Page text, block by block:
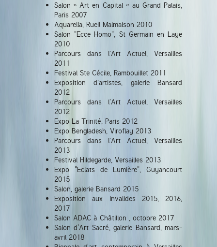
Salon « Art en Capital » au Grand Palais,
Paris 2007
Aquarella, Rueil Malmaison 2010
Salon "Ecce Homo", St Germain en Laye
2010
Parcours dans l’Art Actuel, Versailles
2011
Festival Ste Cécile, Rambouillet 2011
Exposition d’artistes, galerie Bansard
2012
Parcours dans l’Art Actuel, Versailles
2012
Expo La Trinité, Paris 2012
Expo Bengladesh, Viroflay 2013
Parcours dans l’Art Actuel, Versailles
2013
Festival Hildegarde, Versailles 2013
Expo "Eclats de Lumière", Guyancourt
2015
Salon, galerie Bansard 2015
Exposition aux Invalides 2015, 2016,
2017
Salon ADAC à Châtillon , octobre 2017
Salon d'Art Sacré, galerie Bansard, mars-
avril 2018